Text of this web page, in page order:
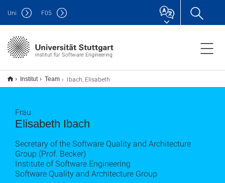
Institut für Software Engineering
Uni F05
Institut Team Ibach, Elisabeth
Elisabeth Ibach
Frau
Secretary of the Software Quality and Architecture
Group (Prof. Becker)
Institute of Software Engineering
Software Quality and Architecture Group